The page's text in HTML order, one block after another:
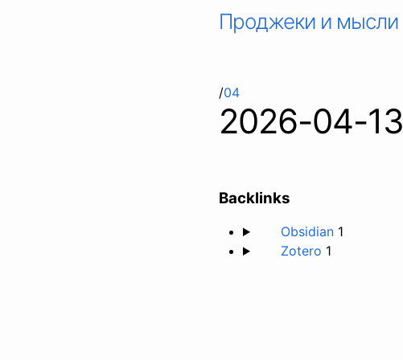
Проджеки и мысли
/04
2026-04-13
Backlinks
Obsidian 1
Zotero 1